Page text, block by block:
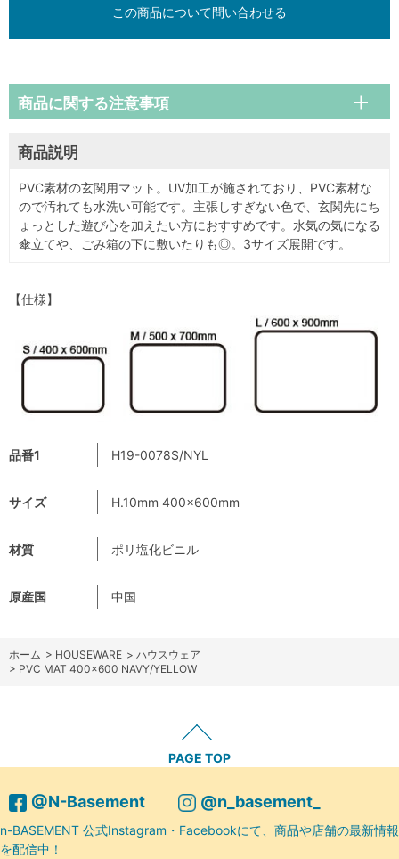
品番1 H19-0078S/NYL
サイズ H.10mm 400×600mm
材質 ポリ塩化ビニル
原産国 中国
この商品について問い合わせる
商品説明
PVC素材の玄関用マット。UV加工が施されており、PVC素材な
ので汚れても水洗い可能です。主張しすぎない色で、玄関先にち
ょっとした遊び心を加えたい方におすすめです。水気の気になる
傘立てや、ごみ箱の下に敷いたりも◎。3サイズ展開です。
【仕様】
商品に関する注意事項
ホーム > HOUSEWARE > ハウスウェア
> PVC MAT 400×600 NAVY/YELLOW
PAGE TOP
@N-Basement @n_basement_
n-BASEMENT 公式Instagram・Facebookにて、商品や店舗の最新情報
を配信中！